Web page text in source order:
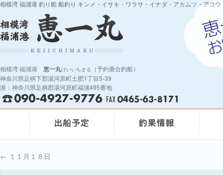
相模湾 福浦港 釣り船 船釣り キンメ・イサキ・ワラサ・イナダ・アカムツ・アコ
相模湾 福浦港 恵一丸けいいちまる
（予約乗合釣船）
神奈川県足柄下郡湯河原町土肥1丁目5-39
港：神奈川県足柄郡湯河原町福浦495番地
← １１月１８日